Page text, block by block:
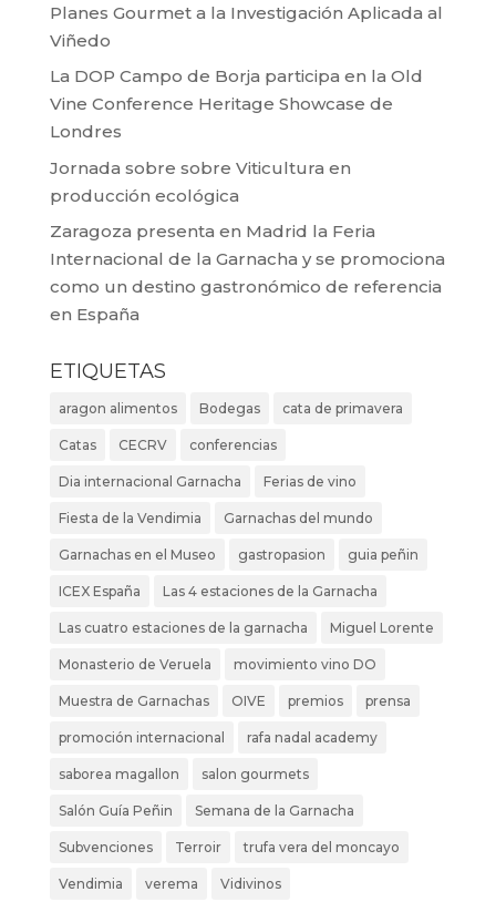
Planes Gourmet a la Investigación Aplicada al
Viñedo
La DOP Campo de Borja participa en la Old
Vine Conference Heritage Showcase de
Londres
Jornada sobre sobre Viticultura en
producción ecológica
Zaragoza presenta en Madrid la Feria
Internacional de la Garnacha y se promociona
como un destino gastronómico de referencia
en España
ETIQUETAS
aragon alimentos Bodegas cata de primavera
Catas CECRV conferencias
Dia internacional Garnacha Ferias de vino
Fiesta de la Vendimia Garnachas del mundo
Garnachas en el Museo gastropasion guia peñin
ICEX España Las 4 estaciones de la Garnacha
Las cuatro estaciones de la garnacha Miguel Lorente
Monasterio de Veruela movimiento vino DO
Muestra de Garnachas OIVE premios prensa
promoción internacional rafa nadal academy
saborea magallon salon gourmets
Salón Guía Peñin Semana de la Garnacha
Subvenciones Terroir trufa vera del moncayo
Vendimia verema Vidivinos